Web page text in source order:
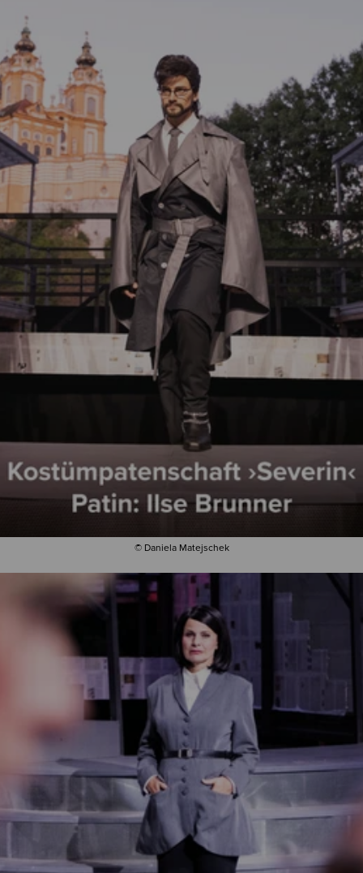
© Daniela Matejschek